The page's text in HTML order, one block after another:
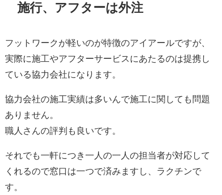
施行、アフターは外注
フットワークが軽いのが特徴のアイアールですが、
実際に施工やアフターサービスにあたるのは提携し
ている協力会社になります。
協力会社の施工実績は多いんで施工に関しても問題
ありません。
職人さんの評判も良いです。
それでも一軒につき一人の一人の担当者が対応して
くれるので窓口は一つで済みますし、ラクチンで
す。